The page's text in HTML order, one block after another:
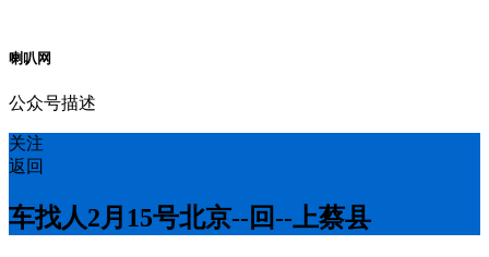
喇叭网
公众号描述
关注
返回
车找人2月15号北京--回--上蔡县